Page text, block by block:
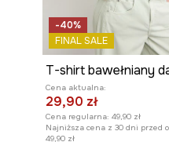
-40%
FINAL SALE
Cena aktualna:
29,90 zł
Cena regularna: 49,90 zł
Najniższa cena z 30 dni przed
49,90 zł